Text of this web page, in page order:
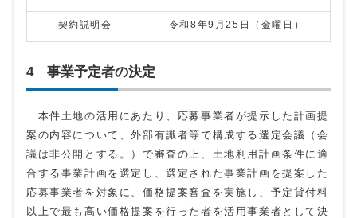
契約説明会 令和8年9月25日（金曜日）
4 事業予定者の決定
本件土地の活用にあたり、応募事業者が提示した計画提
案の内容について、外部有識者等で構成する選定会議（会
議は非公開とする。）で審査の上、土地利用計画条件に適
合する事業計画を選定し、選定された事業計画を提案した
応募事業者を対象に、価格提案審査を実施し、予定貸付料
以上で最も高い価格提案を行った者を活用事業者として決